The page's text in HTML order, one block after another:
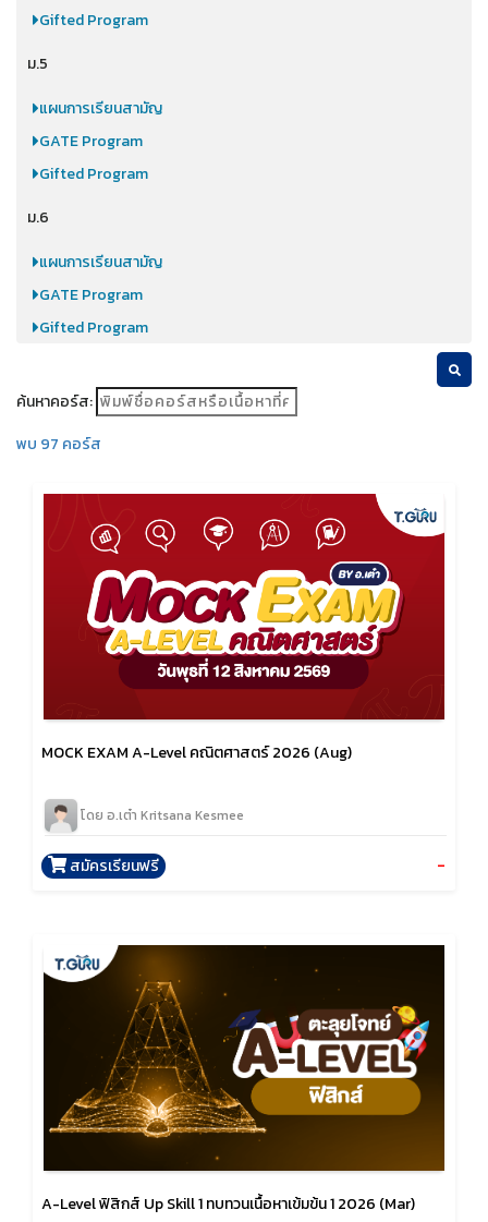
Gifted Program
ม.5
แผนการเรียนสามัญ
GATE Program
Gifted Program
ม.6
แผนการเรียนสามัญ
GATE Program
Gifted Program
ค้นหาคอร์ส:
พบ 97 คอร์ส
MOCK EXAM A-Level คณิตศาสตร์ 2026 (Aug)
โดย อ.เต๋า Kritsana Kesmee
-
สมัครเรียนฟรี
A-Level ฟิสิกส์ Up Skill 1 ทบทวนเนื้อหาเข้มข้น 1 2026 (Mar)